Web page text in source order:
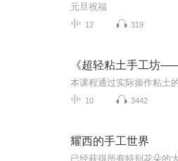
元旦祝福
12 319
《超轻粘土手工坊
10 3442
耀西的手工世界
已经获得所有特别花朵的